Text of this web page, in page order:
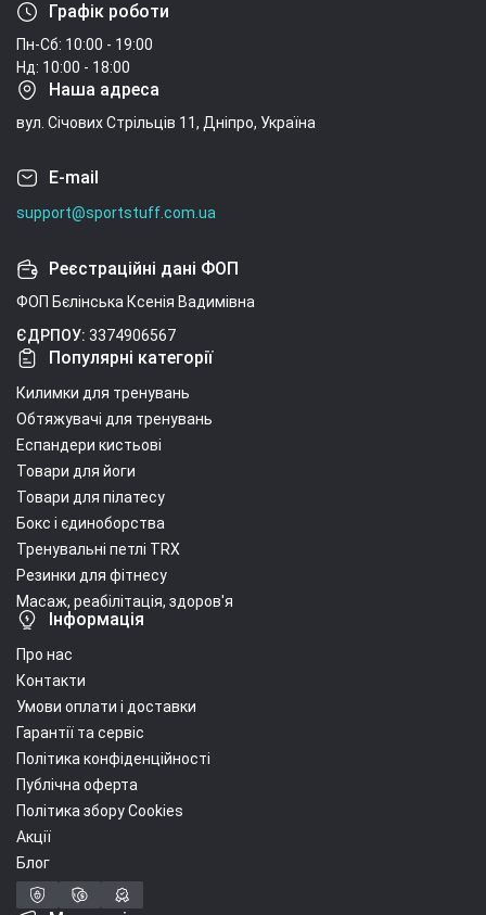
Графік роботи
Пн-Сб: 10:00 - 19:00
Нд: 10:00 - 18:00
Наша адреса
вул. Січових Стрільців 11, Дніпро, Україна
E-mail
support@sportstuff.com.ua
Реєстраційні дані ФОП
ФОП Бєлінська Ксенія Вадимівна
ЄДРПОУ: 3374906567
Популярні категорії
Килимки для тренувань
Обтяжувачі для тренувань
Еспандери кистьові
Товари для йоги
Товари для пілатесу
Бокс і єдиноборства
Тренувальні петлі TRX
Резинки для фітнесу
Масаж, реабілітація, здоров'я
Інформація
Про нас
Контакти
Умови оплати і доставки
Гарантії та сервіс
Політика конфіденційності
Публічна оферта
Політика збору Cookies
Акції
Блог